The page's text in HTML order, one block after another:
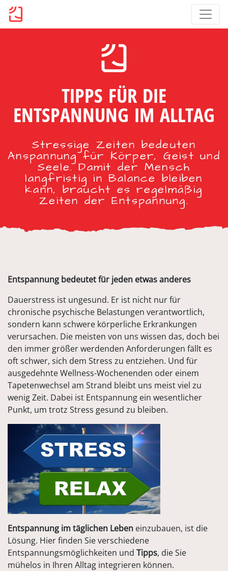
TIPPS FÜR DIE
ENTSPANNUNG IM ALLTAG
Stressige Zeiten bedeuten
Anspannung für Körper, Geist und
Seele. Damit der Mensch
langfristig in Balance bleiben
kann, braucht es regelmäßig
Zeiten der Entspannung.
Entspannung bedeutet für jeden etwas anderes
Dauerstress ist ungesund. Er ist nicht nur für
chronische psychische Belastungen verantwortlich,
sondern kann schwere körperliche Erkrankungen
verursachen. Die meisten von uns wissen das, doch bei
den immer größer werdenden Anforderungen fällt es
oft schwer, sich dem Stress zu entziehen. Und für
ausgedehnte Wellness-Wochenenden oder einem
Tapetenwechsel am Strand bleibt uns meist viel zu
wenig Zeit. Dabei ist Entspannung ein wesentlicher
Punkt, um trotz Stress gesund zu bleiben.
Entspannung im täglichen Leben einzubauen, ist die
Lösung. Hier finden Sie verschiedene
Entspannungsmöglichkeiten und Tipps, die Sie
mühelos in Ihren Alltag integrieren können.